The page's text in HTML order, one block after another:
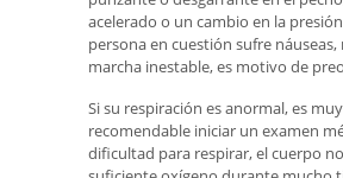
acelerado o un cambio en la
persona en cuestión sufre náuseas,
marcha inestable, es motivo de
Si su respiración es anormal, es muy
recomendable iniciar un examen
dificultad para respirar, el cuerpo